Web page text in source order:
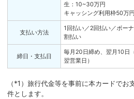
生：10~30万円
キャッシング利用枠50万
支払い方法
1回払い／2回払い／ボー
割払い
締日・支払日
毎月20日締め、翌月10日
翌営業日）
（*1）旅行代金等を事前に本カードでお
件とします。